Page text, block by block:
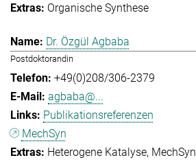
Organische Synthese
Dr. Özgül Agbaba
Postdoktorandin
+49(0)208/306-2379
agbaba@...
Publikationsreferenzen
MechSyn
Heterogene Katalyse MechSyn